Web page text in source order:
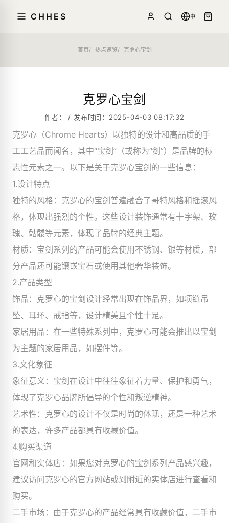
CHHES 中
首页 热点速览 克罗心宝剑
克罗心宝剑
作者： / 发布时间：2025-04-03 08:17:32
克罗心（Chrome Hearts）以独特的设计和高品质的手
工工艺品而闻名，其中“宝剑”（或称为“剑”）是品牌的标
志性元素之一。以下是关于克罗心宝剑的一些信息：
1.设计特点
独特的风格：克罗心的宝剑普遍融合了哥特风格和摇滚风
格，体现出强烈的个性。这些设计装饰通常有十字架、玫
瑰、骷髅等元素，体现了品牌的经典主题。
材质：宝剑系列的产品可能会使用不锈钢、银等材质，部
分产品还可能镶嵌宝石或使用其他奢华装饰。
2.产品类型
饰品：克罗心的宝剑设计经常出现在饰品界，如项链吊
坠、耳环、戒指等，设计精美且个性十足。
家居用品：在一些特殊系列中，克罗心可能会推出以宝剑
为主题的家居用品，如摆件等。
3.文化象征
象征意义：宝剑在设计中往往象征着力量、保护和勇气，
体现了克罗心品牌所倡导的个性和叛逆精神。
艺术性：克罗心的设计不仅是时尚的体现，还是一种艺术
的表达，许多产品都具有收藏价值。
4.购买渠道
官网和实体店：如果您对克罗心的宝剑系列产品感兴趣，
建议访问克罗心的官方网站或到附近的实体店进行查看和
购买。
二手市场：由于克罗心的产品经常具有收藏价值，二手市